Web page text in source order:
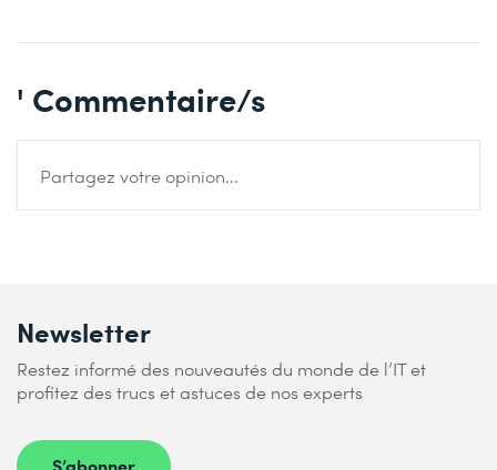
' Commentaire/s
Partagez votre opinion...
Newsletter
Restez informé des nouveautés du monde de l’IT et
profitez des trucs et astuces de nos experts
S’abonner